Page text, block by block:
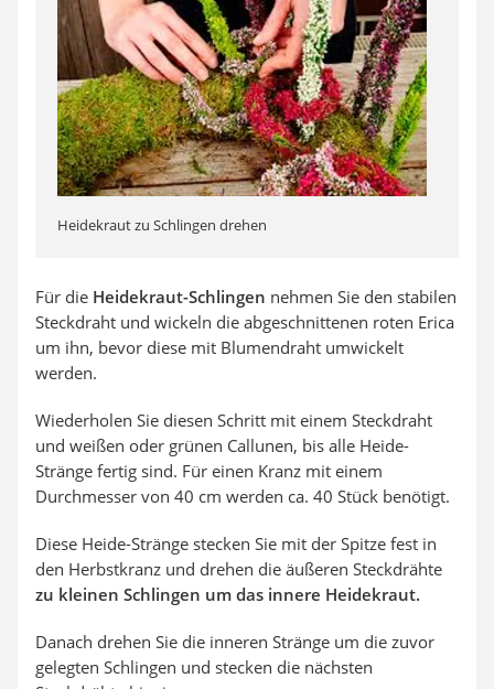
Heidekraut zu Schlingen drehen
Für die Heidekraut-Schlingen nehmen Sie den stabilen
Steckdraht und wickeln die abgeschnittenen roten Erica
um ihn, bevor diese mit Blumendraht umwickelt
werden.
Wiederholen Sie diesen Schritt mit einem Steckdraht
und weißen oder grünen Callunen, bis alle Heide-
Stränge fertig sind. Für einen Kranz mit einem
Durchmesser von 40 cm werden ca. 40 Stück benötigt.
Diese Heide-Stränge stecken Sie mit der Spitze fest in
den Herbstkranz und drehen die äußeren Steckdrähte
zu kleinen Schlingen um das innere Heidekraut.
Danach drehen Sie die inneren Stränge um die zuvor
gelegten Schlingen und stecken die nächsten